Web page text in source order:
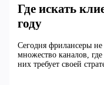
Где искать
году
Сегодня фрилансеры
множество каналов,
них требует своей